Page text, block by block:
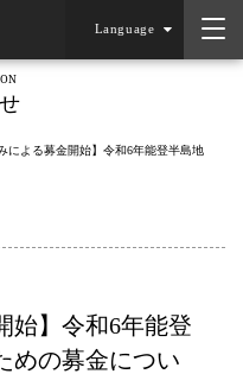
Language
による募金開始】令和6年能登半島地
始】令和6年能登
の募金につい